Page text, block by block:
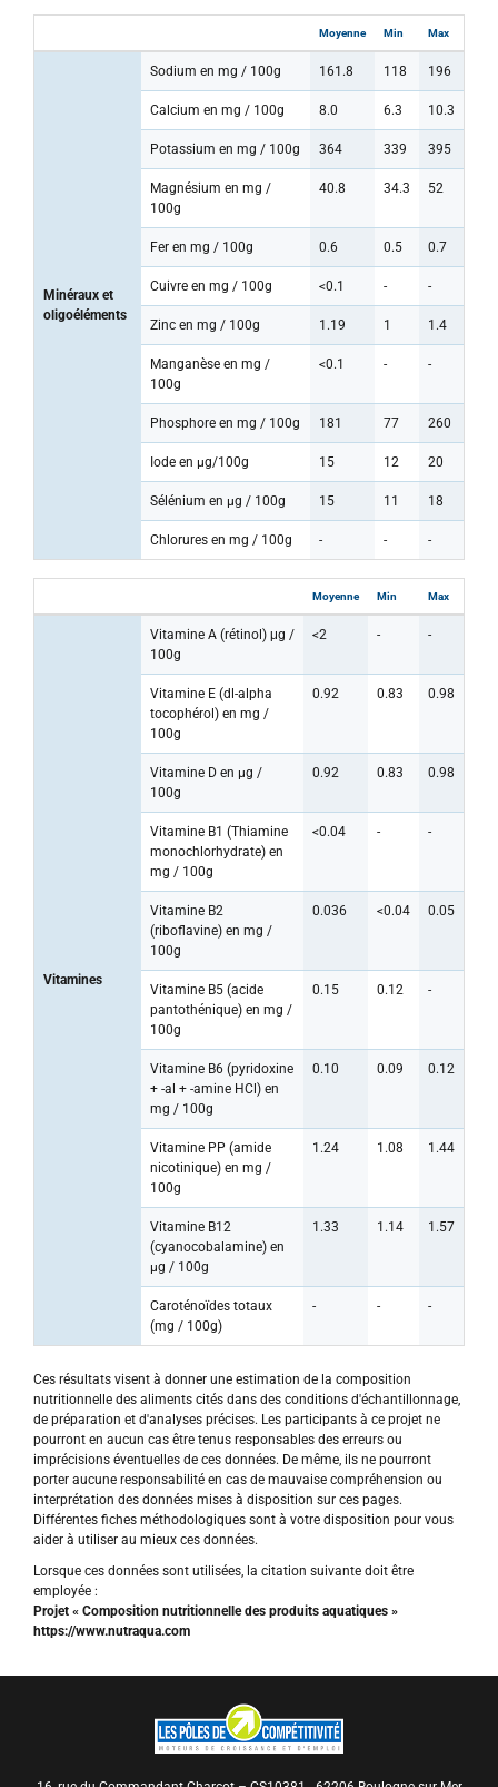
Moyenne Min Max
Minéraux et
oligoéléments
Sodium en mg / 100g 161.8 118 196
Calcium en mg / 100g 8.0 6.3 10.3
Potassium en mg / 100g 364 339 395
Magnésium en mg /
100g
40.8 34.3 52
Fer en mg / 100g 0.6 0.5 0.7
Cuivre en mg / 100g <0.1 - -
Zinc en mg / 100g 1.19 1 1.4
Manganèse en mg /
100g
<0.1 - -
Phosphore en mg / 100g 181 77 260
Iode en µg/100g 15 12 20
Sélénium en µg / 100g 15 11 18
Chlorures en mg / 100g - - -
Moyenne Min Max
Vitamines
Vitamine A (rétinol) μg /
100g
<2 - -
Vitamine E (dl-alpha
tocophérol) en mg /
100g
0.92 0.83 0.98
Vitamine D en µg /
100g
0.92 0.83 0.98
Vitamine B1 (Thiamine
monochlorhydrate) en
mg / 100g
<0.04 - -
Vitamine B2
(riboflavine) en mg /
100g
0.036 <0.04 0.05
Vitamine B5 (acide
pantothénique) en mg /
100g
0.15 0.12 -
Vitamine B6 (pyridoxine
+ -al + -amine HCl) en
mg / 100g
0.10 0.09 0.12
Vitamine PP (amide
nicotinique) en mg /
100g
1.24 1.08 1.44
Vitamine B12
(cyanocobalamine) en
µg / 100g
1.33 1.14 1.57
Caroténoïdes totaux
(mg / 100g)
- - -
Ces résultats visent à donner une estimation de la composition
nutritionnelle des aliments cités dans des conditions d'échantillonnage,
de préparation et d'analyses précises. Les participants à ce projet ne
pourront en aucun cas être tenus responsables des erreurs ou
imprécisions éventuelles de ces données. De même, ils ne pourront
porter aucune responsabilité en cas de mauvaise compréhension ou
interprétation des données mises à disposition sur ces pages.
Différentes fiches méthodologiques sont à votre disposition pour vous
aider à utiliser au mieux ces données.
Lorsque ces données sont utilisées, la citation suivante doit être
employée :
Projet « Composition nutritionnelle des produits aquatiques »
https://www.nutraqua.com